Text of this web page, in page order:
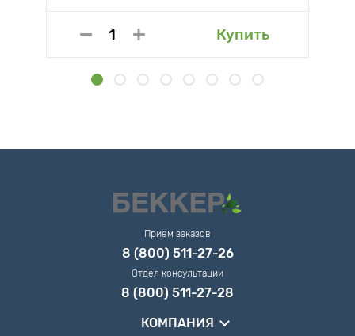
Купить
Прием заказов
8 (800) 511-27-26
Отдел консультации
8 (800) 511-27-28
КОМПАНИЯ